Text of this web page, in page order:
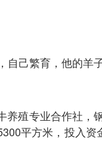
自己繁育，他的
养殖专业合作社
平方米，投入